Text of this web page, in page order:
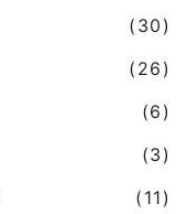
(30)
(26)
(6)
(3)
(11)